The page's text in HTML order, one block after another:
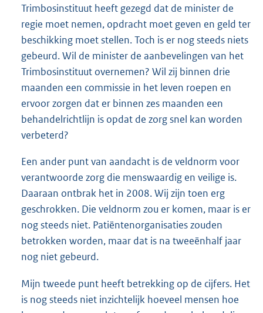
Trimbosinstituut heeft gezegd dat de minister de
regie moet nemen, opdracht moet geven en geld ter
beschikking moet stellen. Toch is er nog steeds niets
gebeurd. Wil de minister de aanbevelingen van het
Trimbosinstituut overnemen? Wil zij binnen drie
maanden een commissie in het leven roepen en
ervoor zorgen dat er binnen zes maanden een
behandelrichtlijn is opdat de zorg snel kan worden
verbeterd?
Een ander punt van aandacht is de veldnorm voor
verantwoorde zorg die menswaardig en veilige is.
Daaraan ontbrak het in 2008. Wij zijn toen erg
geschrokken. Die veldnorm zou er komen, maar is er
nog steeds niet. Patiëntenorganisaties zouden
betrokken worden, maar dat is na tweeënhalf jaar
nog niet gebeurd.
Mijn tweede punt heeft betrekking op de cijfers. Het
is nog steeds niet inzichtelijk hoeveel mensen hoe